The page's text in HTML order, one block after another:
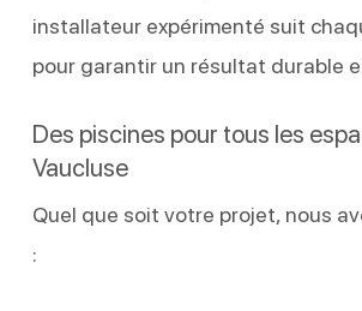
installateur expérimenté suit
pour garantir un résultat durable
Des piscines pour tous les
Vaucluse
Quel que soit votre projet, nous
: